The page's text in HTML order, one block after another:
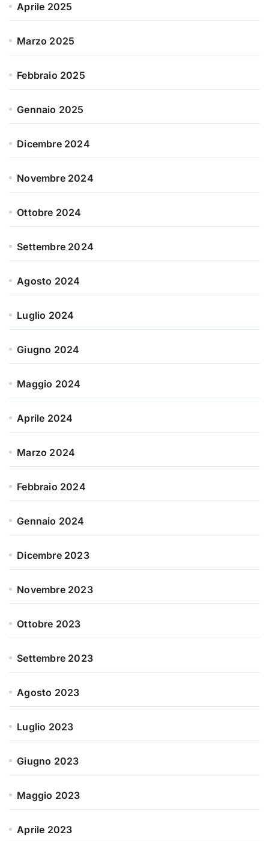
Aprile 2025
Marzo 2025
Febbraio 2025
Gennaio 2025
Dicembre 2024
Novembre 2024
Ottobre 2024
Settembre 2024
Agosto 2024
Luglio 2024
Giugno 2024
Maggio 2024
Aprile 2024
Marzo 2024
Febbraio 2024
Gennaio 2024
Dicembre 2023
Novembre 2023
Ottobre 2023
Settembre 2023
Agosto 2023
Luglio 2023
Giugno 2023
Maggio 2023
Aprile 2023